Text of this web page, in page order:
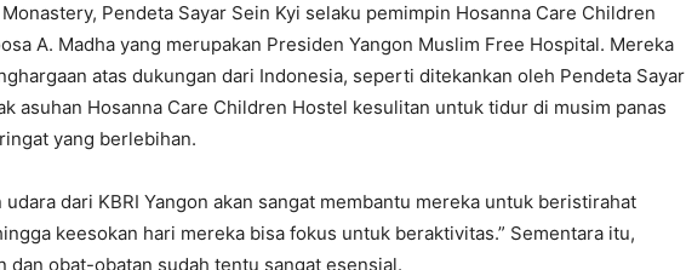
Pendeta Sayar Sein Kyi selaku pemimpin Hosanna Care Children
A. Madha yang merupakan Presiden Yangon Muslim Free Hospital. Mereka
atas dukungan dari Indonesia, seperti ditekankan oleh Pendeta Sayar
asuhan Hosanna Care Children Hostel kesulitan untuk tidur di musim panas
yang berlebihan.
dari KBRI Yangon akan sangat membantu mereka untuk beristirahat
keesokan hari mereka bisa fokus untuk beraktivitas.” Sementara itu,
dan obat-obatan sudah tentu sangat esensial.